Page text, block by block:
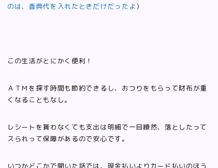
のは、香典代を入れたときだけだったよ）
この生活がとにかく便利！
ＡＴＭを探す時間も節約できるし、おつりをもらって財布が重
くなることもなし。
レシートを貰わなくても支出は明細で一目瞭然、落としたって
スられって保障があるので安心です。
いつかどこかで聞いた話では、現金払いよりカード払いのほう